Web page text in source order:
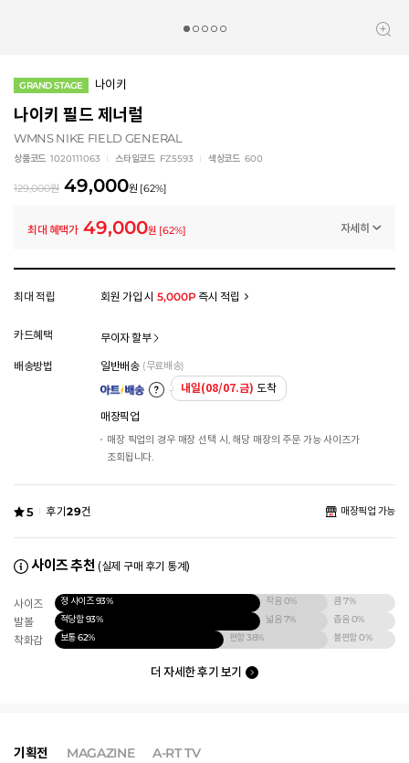
GRAND STAGE 나이키
나이키 필드 제너럴
WMNS NIKE FIELD GENERAL
상품코드 1020111063 스타일코드 FZ5593 색상코드 600
129,000원 49,000원 [62%]
최대 혜택가 49,000원 [62%] 자세히
모든 혜택이 적용된 금액으로, 실제 결제 금액과는 차이가 있을 수 있습니다.
최대 적립 회원 가입 시 5,000P즉시 적립
카드혜택 무이자 할부
배송방법 일반배송 (무료배송)
내일(08/07.금) 도착
매장픽업
매장 픽업의 경우 매장 선택 시, 해당 매장의 주문 가능 사이즈가
조회됩니다.
5 후기29건 매장픽업 가능
사이즈 추천 (실제 구매 후기 통계)
사이즈 정 사이즈93% 작음0% 큼7%
발볼 적당함93% 넓음7% 좁음0%
착화감 보통62% 편함38% 불편함0%
더 자세한 후기 보기
기획전 MAGAZINE A-RT TV